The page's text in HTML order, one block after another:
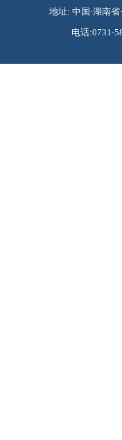
地址: 中国·湖南
电话:0731-